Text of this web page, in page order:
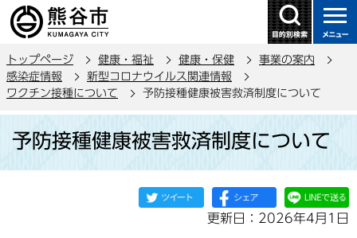
の
ー
ジ
で
トップページ 健康・福祉 健康・保健
事業の案内
感染症情報
新型コロナウイルス関連情報
ワクチン接種について
予防接種健康被害救済制度について
予防接種健康被害救済制度について
更新日：2026年4月1日